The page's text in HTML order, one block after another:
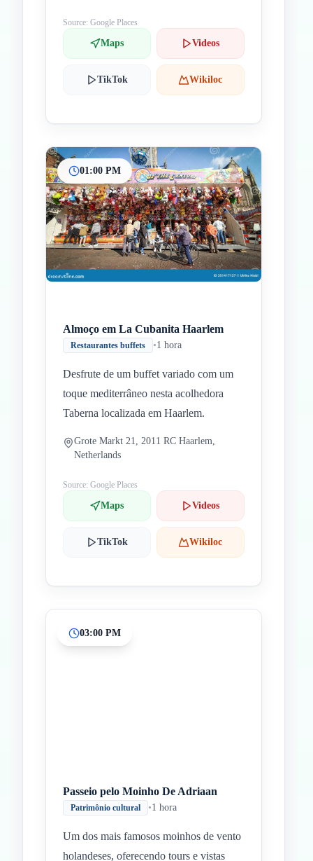
Source: Google Places
Maps Videos
TikTok Wikiloc
01:00 PM
Almoço em La Cubanita Haarlem
Restaurantes buffets •1 hora
Desfrute de um buffet variado com um
toque mediterrâneo nesta acolhedora
Taberna localizada em Haarlem.
Grote Markt 21, 2011 RC Haarlem,
Netherlands
Source: Google Places
Maps Videos
TikTok Wikiloc
03:00 PM
Passeio pelo Moinho De Adriaan
Patrimônio cultural •1 hora
Um dos mais famosos moinhos de vento
holandeses, oferecendo tours e vistas